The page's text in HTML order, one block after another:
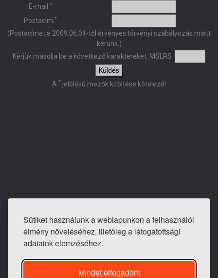
Sütiket használunk a weblapunkon a felhasználói
élmény növeléséhez, illetőleg a látogatottsági
adataink elemzéséhez.
Mindet elfogadom
E-mail:*
Postacím:*
(Postacímet a 2009.06.01-től érvényes törvényi szabályozás miatt
kérünk.)
Kérjük másolja be a következő karaktereket: MSLRS
Küldés
A * jelölésű mezők kitöltése kötelező!
E-mail: info@tapeta-bolt.hu
Mobil:+36 20 421 0810
Telefon / fax: